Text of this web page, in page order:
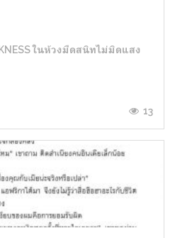
ในห้วงมืดสนิทไม่มิดแสง
13